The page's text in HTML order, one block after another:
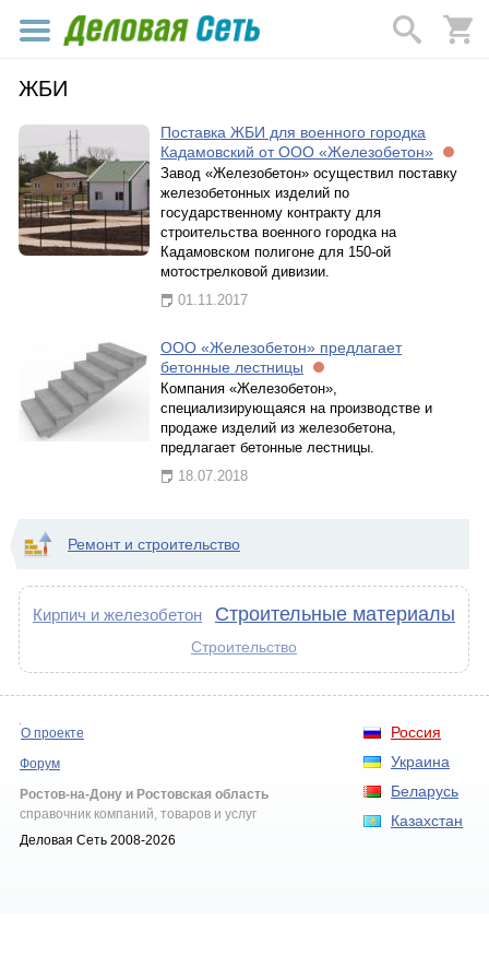
ЖБИ
Поставка ЖБИ для военного городка
Кадамовский от ООО «Железобетон»
Завод «Железобетон» осуществил поставку
железобетонных изделий по
государственному контракту для
строительства военного городка на
Кадамовском полигоне для 150-ой
мотострелковой дивизии.
01.11.2017
ООО «Железобетон» предлагает
бетонные лестницы
Компания «Железобетон»,
специализирующаяся на производстве и
продаже изделий из железобетона,
предлагает бетонные лестницы.
18.07.2018
Ремонт и строительство
Кирпич и железобетон Строительные материалы
Строительство
Россия
Украина
Беларусь
Казахстан
О проекте
Форум
Ростов-на-Дону и Ростовская область
справочник компаний, товаров и услуг
Деловая Сеть 2008-2026